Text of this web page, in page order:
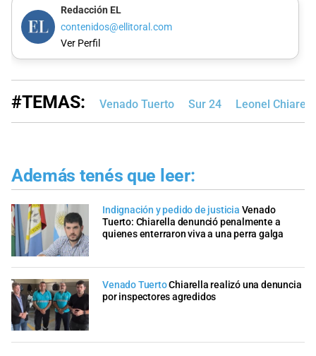
Redacción EL
contenidos@ellitoral.com
Ver Perfil
#TEMAS: Venado Tuerto Sur 24 Leonel
Además tenés que leer:
Indignación y pedido de justicia Venado
Tuerto: Chiarella denunció penalmente a
quienes enterraron viva a una perra galga
Venado TuertoChiarella realizó una denuncia
por inspectores agredidos